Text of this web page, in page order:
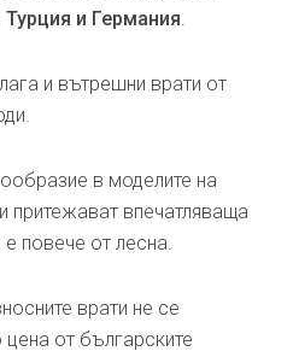
и Германия
и вътрешни врати от
в моделите на
притежават впечатляваща
повече от лесна.
врати не се
от българските